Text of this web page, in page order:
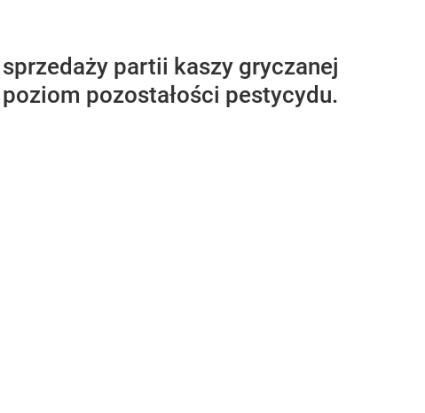
partii kaszy gryczanej
pozostałości pestycydu.